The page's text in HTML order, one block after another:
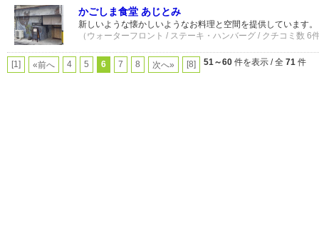
かごしま食堂 あじとみ
新しいような懐かしいようなお料理と空間を提供しています。
（ウォーターフロント / ステーキ・ハンバーグ / クチコミ数 6
[1] «前へ 4 5 6 7 8 次へ» [8] 51～60 件を表示 / 全 71 件